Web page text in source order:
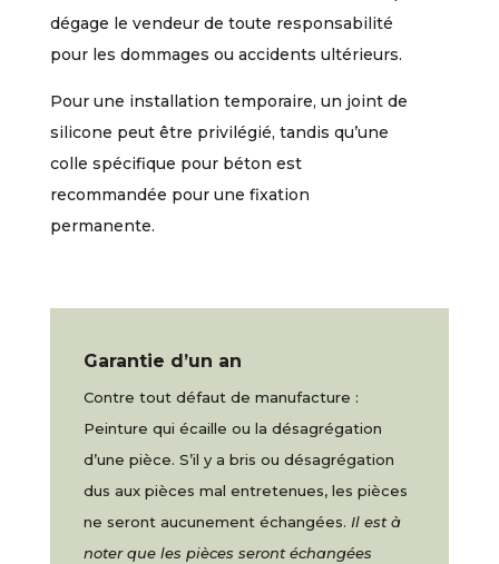
dégage le vendeur de toute responsabilité
pour les dommages ou accidents ultérieurs.
Pour une installation temporaire, un joint de
silicone peut être privilégié, tandis qu’une
colle spécifique pour béton est
recommandée pour une fixation
permanente.
Garantie d’un an
Contre tout défaut de manufacture :
Peinture qui écaille ou la désagrégation
d’une pièce. S’il y a bris ou désagrégation
dus aux pièces mal entretenues, les pièces
ne seront aucunement échangées. Il est à
noter que les pièces seront échangées